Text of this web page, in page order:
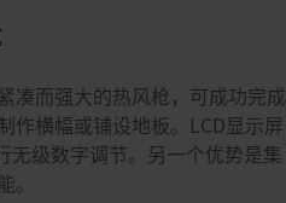
凑而强大的热风枪，可成功完成
作横幅或铺设地板。LCD显示屏
级数字调节。另一个优势是集